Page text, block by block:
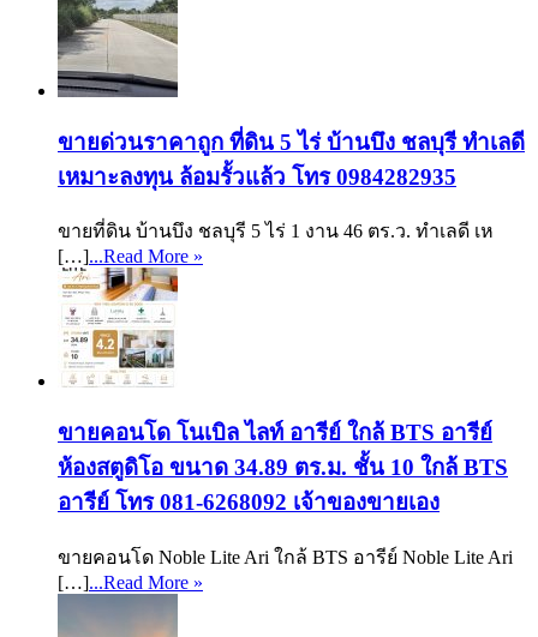
ขายด่วนราคาถูก ที่ดิน 5 ไร่ บ้านบึง ชลบุรี ทำเลดี
เหมาะลงทุน ล้อมรั้วแล้ว โทร 0984282935
ขายที่ดิน บ้านบึง ชลบุรี 5 ไร่ 1 งาน 46 ตร.ว. ทำเลดี เห
[…]...Read More »
ขายคอนโด โนเบิล ไลท์ อารีย์ ใกล้ BTS อารีย์
ห้องสตูดิโอ ขนาด 34.89 ตร.ม. ชั้น 10 ใกล้ BTS
อารีย์ โทร 081-6268092 เจ้าของขายเอง
ขายคอนโด Noble Lite Ari ใกล้ BTS อารีย์ Noble Lite Ari
[…]...Read More »